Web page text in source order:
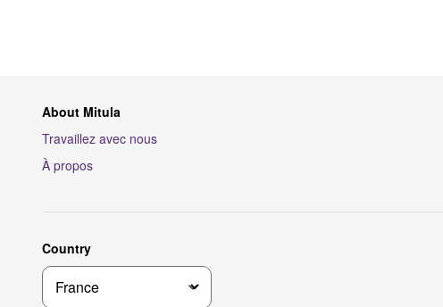
About Mitula
Travaillez avec nous
À propos
Country